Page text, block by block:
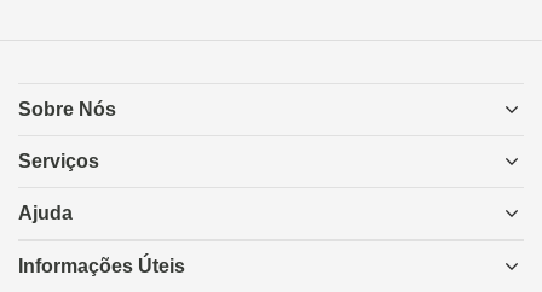
Sobre Nós
Serviços
Ajuda
Informações Úteis